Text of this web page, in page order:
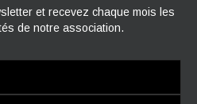
et recevez chaque mois les
de notre association.